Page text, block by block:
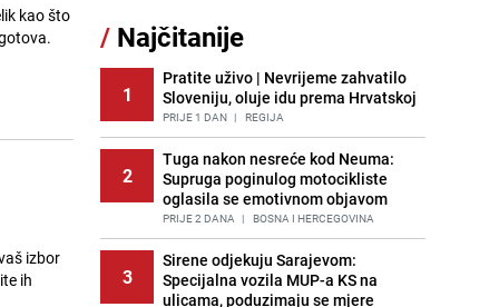
kao što
izbor
ih
/ Najčitanije
1
Pratite uživo | Nevrijeme zahvatilo
Sloveniju, oluje idu prema Hrvatskoj
PRIJE 1 DAN | REGIJA
2
Tuga nakon nesreće kod Neuma:
Supruga poginulog motocikliste
oglasila se emotivnom objavom
PRIJE 2 DANA | BOSNA I HERCEGOVINA
3
Sirene odjekuju Sarajevom:
Specijalna vozila MUP-a KS na
ulicama, poduzimaju se mjere